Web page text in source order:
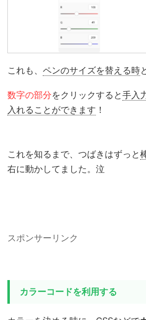
これも、 ペンのサイズを替える時
数字の部分をクリックすると手入
入れることができます ！
これを知るまで、つばきはずっと
右に動かしてました。泣
スポンサーリンク
カラーコードを利用する